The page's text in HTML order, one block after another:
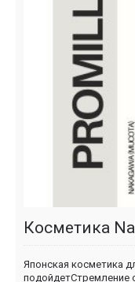
Косметика
Японская косметика
подойдетСтремление